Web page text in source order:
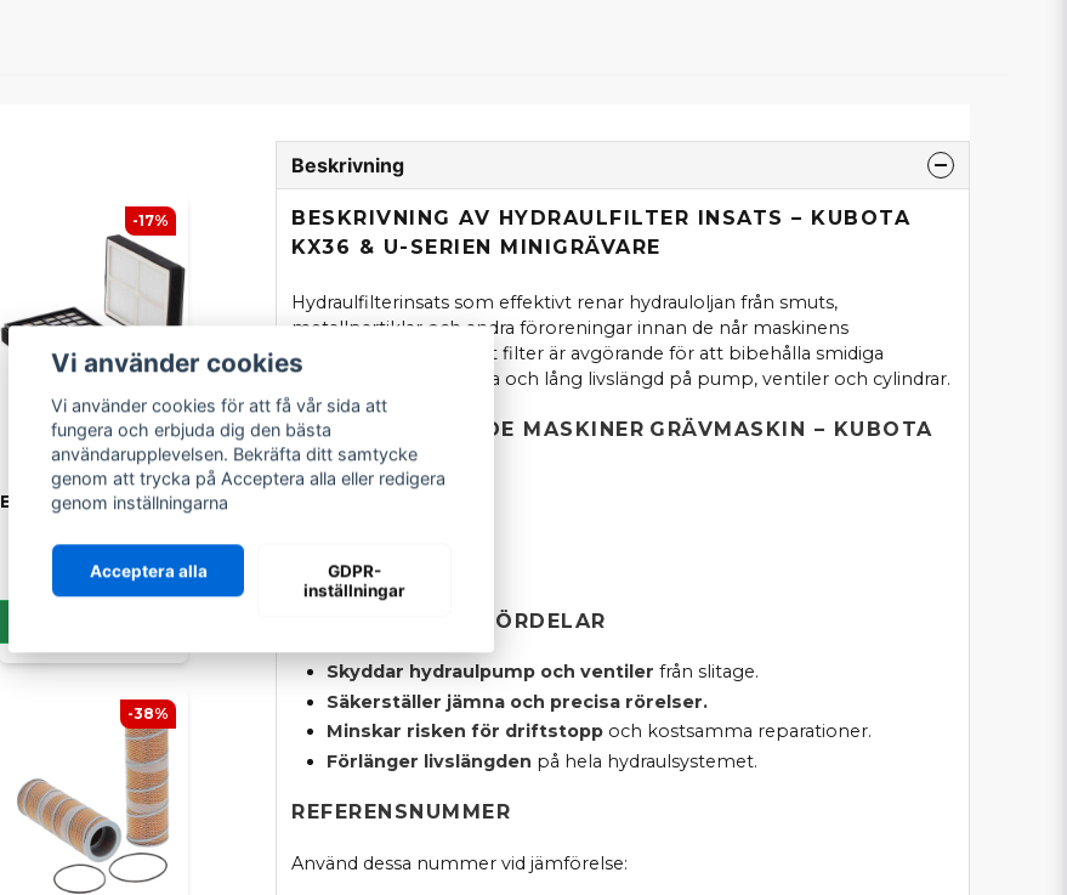
HIFI FILTER
Hyttfilter till Volvo
EC/EW grävmaskiner
249 kr
-17%
-38%
Beskrivning
BESKRIVNING AV HYDRAULFILTER INSATS – KUBOTA
KX36 & U-SERIEN MINIGRÄVARE
Hydraulfilterinsats som effektivt renar hydrauloljan från smuts,
metallpartiklar och andra föroreningar innan de når maskinens
hydraulsystem. Ett rent filter är avgörande för att bibehålla smidiga
rörelser, hög prestanda och lång livslängd på pump, ventiler och cylindrar.
PASSAR FÖLJANDE MASKINER GRÄVMASKIN – KUBOTA
KX36-2
U20
FUNKTION OCH FÖRDELAR
Skyddar hydraulpump och ventiler från slitage.
Säkerställer jämna och precisa rörelser.
Minskar risken för driftstoppoch kostsamma reparationer.
Förlänger livslängden på hela hydraulsystemet.
REFERENSNUMMER
Använd dessa nummer vid jämförelse:
Vi använder cookies
Vi använder cookies för att få vår sida att
fungera och erbjuda dig den bästa
användarupplevelsen. Bekräfta ditt samtycke
genom att trycka på Acceptera alla eller redigera
genom inställningarna
Acceptera alla
GDPR-
inställningar